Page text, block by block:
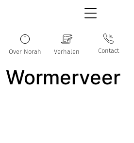
Over Norah Verhalen Contact
Wormerveer